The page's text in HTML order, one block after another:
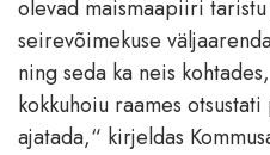
olevad maismaapiiri
seirevõimekuse
ning seda ka neis
kokkuhoiu raames
ajatada,“ kirjeldas